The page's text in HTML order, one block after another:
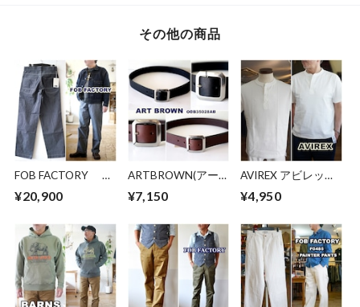
その他の商品
FOB FACTORY エ
リー ヒッコリーワ
F0548 ストライプ
柄パンツ
¥20,900
ARTBROWN(アー
ズ レザーベルト
35mm幅 ギャリソン
ベルト 栃木レザー
¥7,150
AVIREX アビレック
半袖Tシャツ 783-
NECK T-SHIRT
¥4,950